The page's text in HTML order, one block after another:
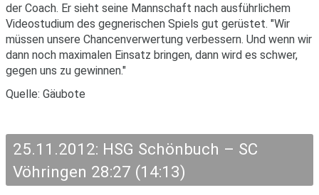
der Coach. Er sieht seine Mannschaft nach ausführlichem
Videostudium des gegnerischen Spiels gut gerüstet. "Wir
müssen unsere Chancenverwertung verbessern. Und wenn wir
dann noch maximalen Einsatz bringen, dann wird es schwer,
gegen uns zu gewinnen."
Quelle: Gäubote
25.11.2012: HSG Schönbuch – SC
Vöhringen 28:27 (14:13)